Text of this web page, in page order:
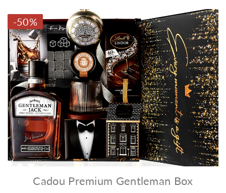
-50%
Cadou Premium Gentleman Box